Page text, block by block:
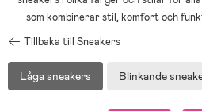
som kombinerar stil, komfort och
Tillbaka till Sneakers
Låga sneakers Blinkande